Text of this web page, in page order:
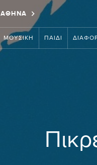
ΑΘΗΝΑ
ΜΟΥΣΙΚΉ ΠΑΙΔΊ